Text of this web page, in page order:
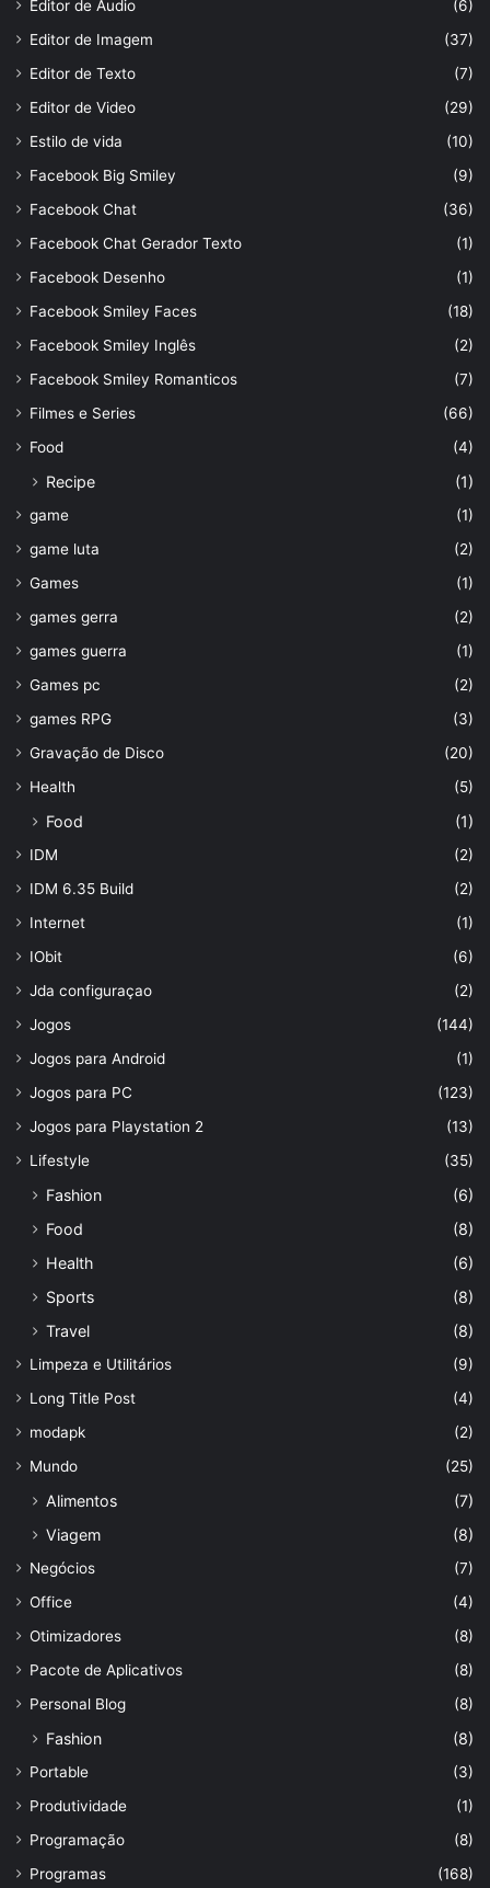
Editor de Áudio
(6)
Editor de Imagem
(37)
Editor de Texto
(7)
Editor de Video
(29)
Estilo de vida
(10)
Facebook Big Smiley
(9)
Facebook Chat
(36)
Facebook Chat Gerador Texto
(1)
Facebook Desenho
(1)
Facebook Smiley Faces
(18)
Facebook Smiley Inglês
(2)
Facebook Smiley Romanticos
(7)
Filmes e Series
(66)
Food
(4)
Recipe (1)
game
(1)
game luta
(2)
Games
(1)
games gerra
(2)
games guerra
(1)
Games pc
(2)
games RPG
(3)
Gravação de Disco
(20)
Health
(5)
Food (1)
IDM
(2)
IDM 6.35 Build
(2)
Internet
(1)
IObit
(6)
Jda configuraçao
(2)
Jogos
(144)
Jogos para Android
(1)
Jogos para PC
(123)
Jogos para Playstation 2
(13)
Lifestyle
(35)
Fashion
(6)
Food
(8)
Health
(6)
Sports
(8)
Travel
(8)
Limpeza e Utilitários
(9)
Long Title Post
(4)
modapk
(2)
Mundo
(25)
Alimentos
(7)
Viagem
(8)
Negócios
(7)
Office
(4)
Otimizadores
(8)
Pacote de Aplicativos
(8)
Personal Blog
(8)
Fashion (8)
Portable
(3)
Produtividade
(1)
Programação
(8)
Programas
(168)